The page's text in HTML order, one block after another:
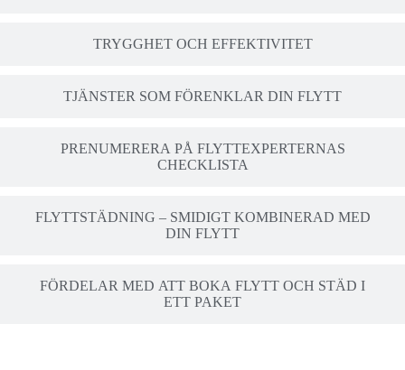
TRYGGHET OCH EFFEKTIVITET
TJÄNSTER SOM FÖRENKLAR DIN FLYTT
PRENUMERERA PÅ FLYTTEXPERTERNAS
CHECKLISTA
FLYTTSTÄDNING – SMIDIGT KOMBINERAD MED
DIN FLYTT
FÖRDELAR MED ATT BOKA FLYTT OCH STÄD I
ETT PAKET